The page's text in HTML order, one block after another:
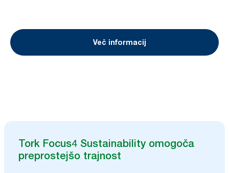
Več informacij
Tork Focus4 Sustainability omogoča
preprostejšo trajnost